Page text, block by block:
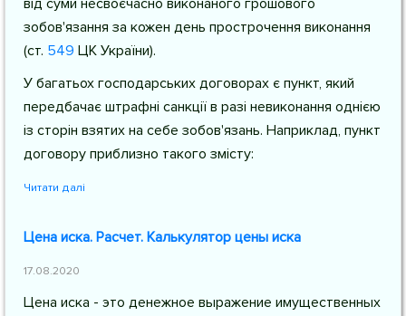
від суми несвоєчасно виконаного грошового
зобов'язання за кожен день прострочення виконання
(ст. 549 ЦК України).
У багатьох господарських договорах є пункт, який
передбачає штрафні санкції в разі невиконання однією
із сторін взятих на себе зобов'язань. Наприклад, пункт
договору приблизно такого змісту:
Читати далі
Цена иска. Расчет. Калькулятор цены иска
17.08.2020
Цена иска - это денежное выражение имущественных